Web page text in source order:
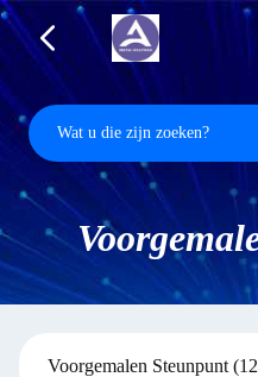
Voorgemalen Steunpunt